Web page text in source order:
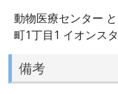
動物医療センター
町1丁目1 イオンス
備考